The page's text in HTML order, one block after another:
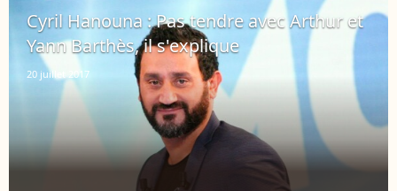
Cyril Hanouna : Pas tendre avec Arthur et
Yann Barthès, il s'explique
20 juillet 2017